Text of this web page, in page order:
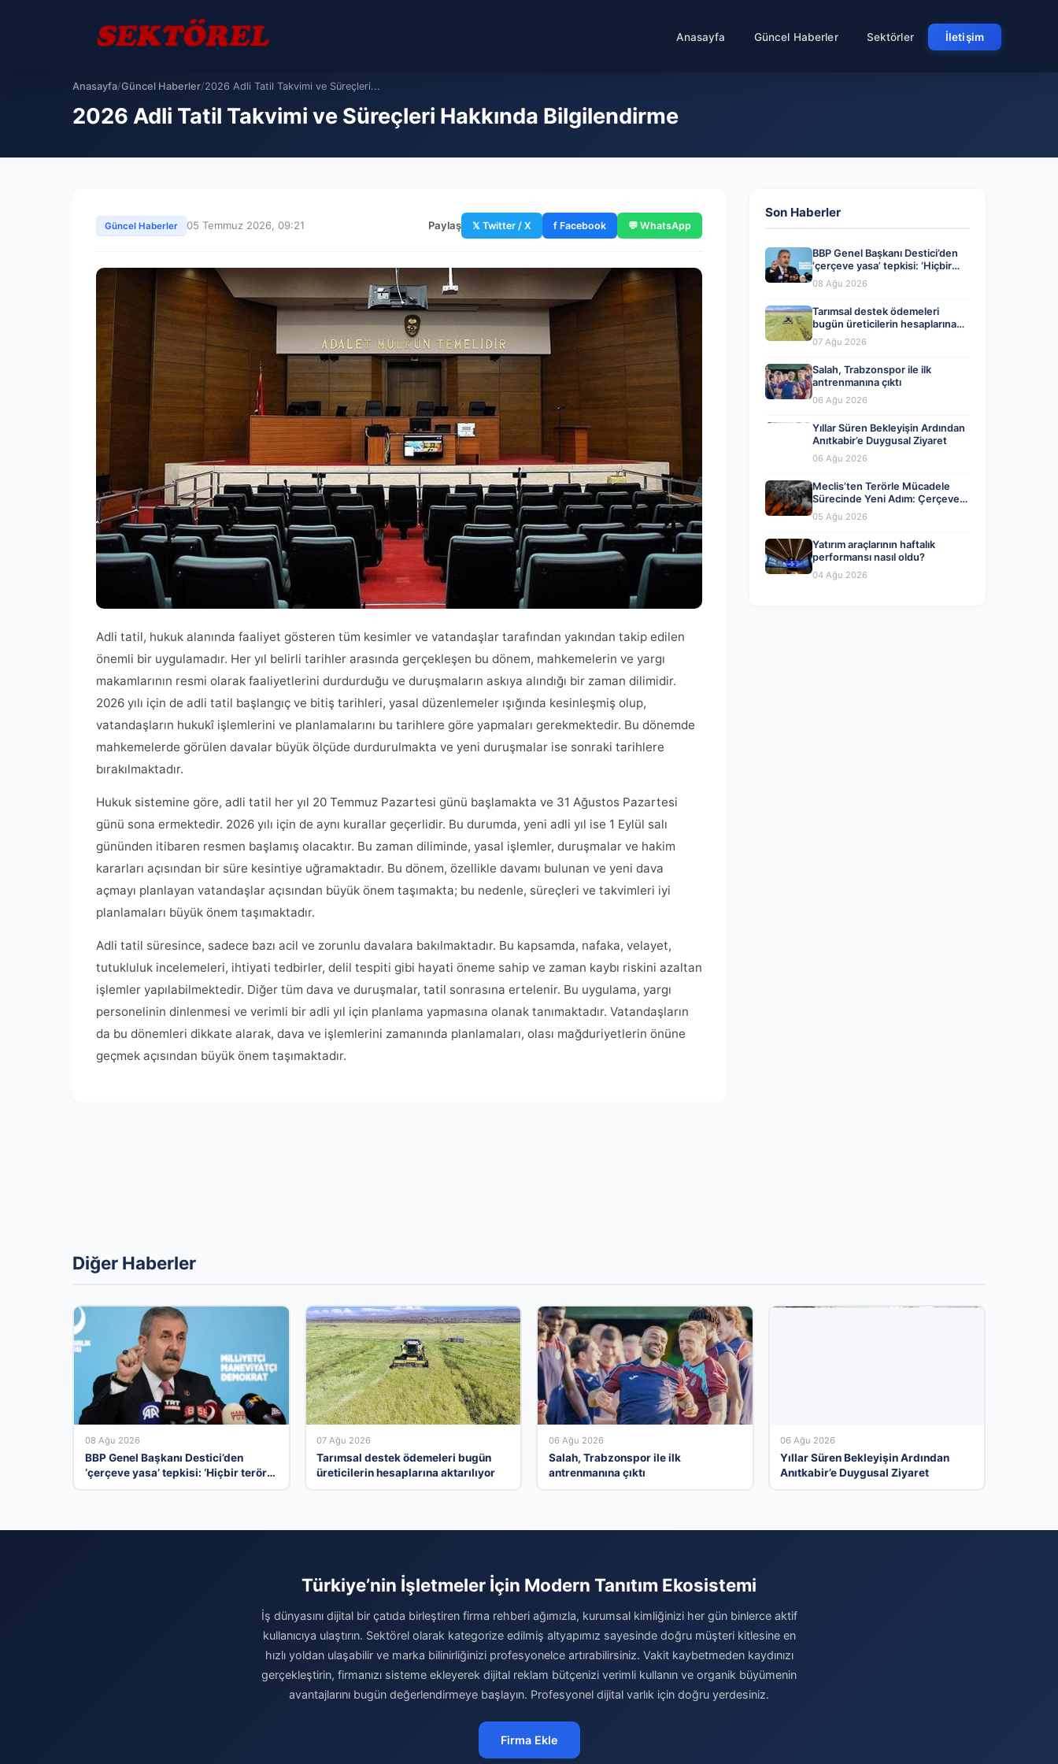
Anasayfa Güncel Haberler Sektörler İletişim
Anasayfa/Güncel Haberler/2026 Adli Tatil Takvimi ve Süreçleri...
2026 Adli Tatil Takvimi ve Süreçleri Hakkında Bilgilendirme
Güncel Haberler 05 Temmuz 2026, 09:21 Paylaş 𝕏 Twitter / X f Facebook 💬 WhatsApp
Adli tatil, hukuk alanında faaliyet gösteren tüm kesimler ve vatandaşlar tarafından yakından takip edilen
önemli bir uygulamadır. Her yıl belirli tarihler arasında gerçekleşen bu dönem, mahkemelerin ve yargı
makamlarının resmi olarak faaliyetlerini durdurduğu ve duruşmaların askıya alındığı bir zaman dilimidir.
2026 yılı için de adli tatil başlangıç ve bitiş tarihleri, yasal düzenlemeler ışığında kesinleşmiş olup,
vatandaşların hukukî işlemlerini ve planlamalarını bu tarihlere göre yapmaları gerekmektedir. Bu dönemde
mahkemelerde görülen davalar büyük ölçüde durdurulmakta ve yeni duruşmalar ise sonraki tarihlere
bırakılmaktadır.
Hukuk sistemine göre, adli tatil her yıl 20 Temmuz Pazartesi günü başlamakta ve 31 Ağustos Pazartesi
günü sona ermektedir. 2026 yılı için de aynı kurallar geçerlidir. Bu durumda, yeni adli yıl ise 1 Eylül salı
gününden itibaren resmen başlamış olacaktır. Bu zaman diliminde, yasal işlemler, duruşmalar ve hakim
kararları açısından bir süre kesintiye uğramaktadır. Bu dönem, özellikle davamı bulunan ve yeni dava
açmayı planlayan vatandaşlar açısından büyük önem taşımakta; bu nedenle, süreçleri ve takvimleri iyi
planlamaları büyük önem taşımaktadır.
Adli tatil süresince, sadece bazı acil ve zorunlu davalara bakılmaktadır. Bu kapsamda, nafaka, velayet,
tutukluluk incelemeleri, ihtiyati tedbirler, delil tespiti gibi hayati öneme sahip ve zaman kaybı riskini azaltan
işlemler yapılabilmektedir. Diğer tüm dava ve duruşmalar, tatil sonrasına ertelenir. Bu uygulama, yargı
personelinin dinlenmesi ve verimli bir adli yıl için planlama yapmasına olanak tanımaktadır. Vatandaşların
da bu dönemleri dikkate alarak, dava ve işlemlerini zamanında planlamaları, olası mağduriyetlerin önüne
geçmek açısından büyük önem taşımaktadır.
Son Haberler
BBP Genel Başkanı Destici’den
‘çerçeve yasa’ tepkisi: ‘Hiçbir
terör örgütü mensubunun
affedilmesi kabul edilemez’
08 Ağu 2026
Tarımsal destek ödemeleri
bugün üreticilerin hesaplarına
aktarılıyor
07 Ağu 2026
Salah, Trabzonspor ile ilk
antrenmanına çıktı
06 Ağu 2026
Yıllar Süren Bekleyişin Ardından
Anıtkabir’e Duygusal Ziyaret
06 Ağu 2026
Meclis’ten Terörle Mücadele
Sürecinde Yeni Adım: Çerçeve
Yasa Kabul Edildi
05 Ağu 2026
Yatırım araçlarının haftalık
performansı nasıl oldu?
04 Ağu 2026
Diğer Haberler
08 Ağu 2026
BBP Genel Başkanı Destici’den
‘çerçeve yasa’ tepkisi: ‘Hiçbir terör
07 Ağu 2026
Tarımsal destek ödemeleri bugün
üreticilerin hesaplarına aktarılıyor
06 Ağu 2026
Salah, Trabzonspor ile ilk
antrenmanına çıktı
06 Ağu 2026
Yıllar Süren Bekleyişin Ardından
Anıtkabir’e Duygusal Ziyaret
Türkiye’nin İşletmeler İçin Modern Tanıtım Ekosistemi
İş dünyasını dijital bir çatıda birleştiren firma rehberi ağımızla, kurumsal kimliğinizi her gün binlerce aktif
kullanıcıya ulaştırın. Sektörel olarak kategorize edilmiş altyapımız sayesinde doğru müşteri kitlesine en
hızlı yoldan ulaşabilir ve marka bilinirliğinizi profesyonelce artırabilirsiniz. Vakit kaybetmeden kaydınızı
gerçekleştirin, firmanızı sisteme ekleyerek dijital reklam bütçenizi verimli kullanın ve organik büyümenin
avantajlarını bugün değerlendirmeye başlayın. Profesyonel dijital varlık için doğru yerdesiniz.
Firma Ekle